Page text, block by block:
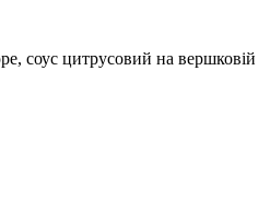
соус цитрусовий на вершковій